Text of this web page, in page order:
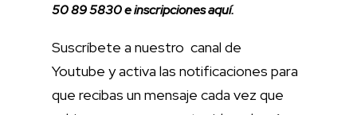
50 89 5830 e inscripcionesaquí.
Suscríbete a nuestro canal de
Youtube y activa las notificaciones para
que recibas un mensaje cada vez que